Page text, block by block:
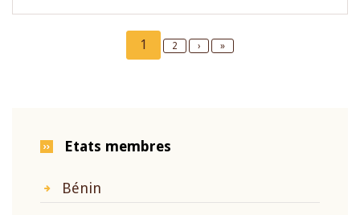
Current
page
1 Page
2
Next
›
Last
»
Etats membres
Bénin